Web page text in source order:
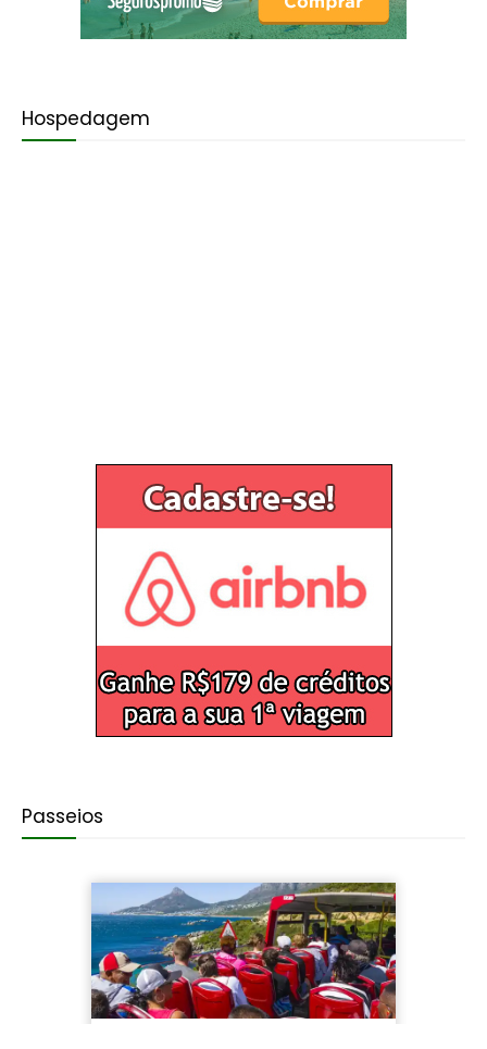
Hospedagem
Passeios